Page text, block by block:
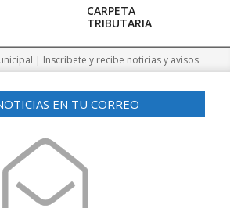
CARPETA
TRIBUTARIA
| Inscríbete y recibe noticias y avisos
EN TU CORREO